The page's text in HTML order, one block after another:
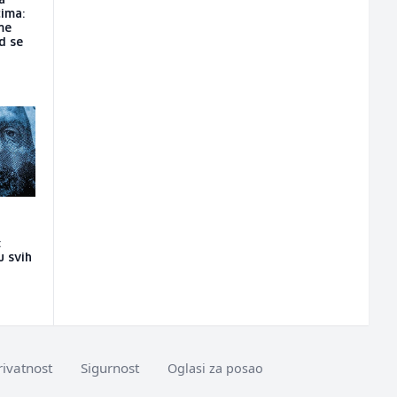
se
svih
Sigurnost Oglasi za posao